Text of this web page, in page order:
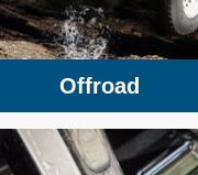
Offroad